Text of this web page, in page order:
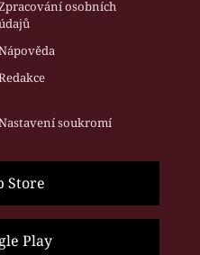
osobních
soukromí
Store
Play